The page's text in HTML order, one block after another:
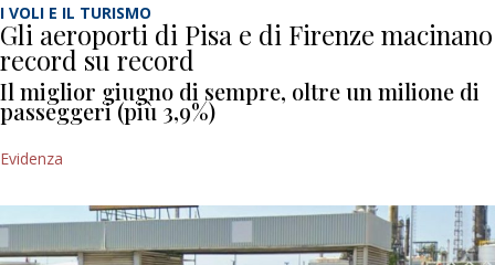
I VOLI E IL TURISMO
Gli aeroporti di Pisa e di Firenze macinano
record su record
Il miglior giugno di sempre, oltre un milione di
passeggeri (più 3,9%)
Evidenza